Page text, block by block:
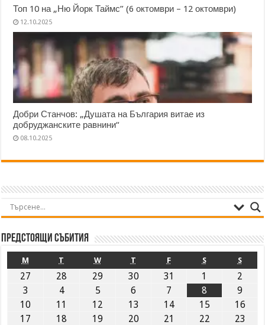
Топ 10 на „Ню Йорк Таймс” (6 октомври – 12 октомври)
12.10.2025
Добри Станчов: „Душата на България витае из
добруджанските равнини“
08.10.2025
Предстоящи събития
M T W T F S S
27 28 29 30 31 1
2
3
4 5 6 7 8
9
10
11 12 13 14 15
16
17
18 19 20 21 22
23